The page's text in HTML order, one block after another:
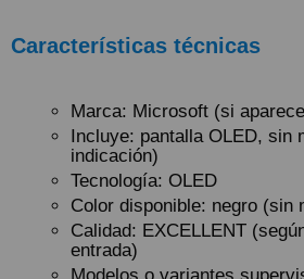
Características técnicas
Marca: Microsoft (si
Incluye: pantalla OLED, sin
indicación)
Tecnología: OLED
Color disponible: negro (sin
Calidad: EXCELLENT
entrada)